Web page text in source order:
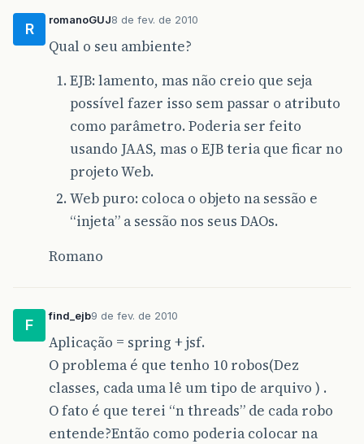
R
romanoGUJ8 de fev. de 2010
Qual o seu ambiente?
EJB: lamento, mas não creio que seja
possível fazer isso sem passar o atributo
como parâmetro. Poderia ser feito
usando JAAS, mas o EJB teria que ficar no
projeto Web.
Web puro: coloca o objeto na sessão e
“injeta” a sessão nos seus DAOs.
Romano
F
find_ejb9 de fev. de 2010
Aplicação = spring + jsf.
O problema é que tenho 10 robos(Dez
classes, cada uma lê um tipo de arquivo ) .
O fato é que terei “n threads” de cada robo
entende?Então como poderia colocar na